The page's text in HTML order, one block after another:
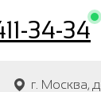
34-34
г. Москва,